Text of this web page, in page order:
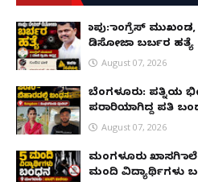
ಕಾಪು: ಕಾಂಗ್ರೆಸ್
ಡಿಸೋಜಾ ಬರ್ಬರ ಹತ್ಯೆ
August 07, 2026
ಬೆಂಗಳೂರು: ಪತ್ನಿಯ
ಪರಾರಿಯಾಗಿದ್ದ ಪತಿ
August 07, 2026
ಮಂಗಳೂರು ಖಾಸಗಿ
ಮಂದಿ ವಿದ್ಯಾರ್ಥಿಗಳು